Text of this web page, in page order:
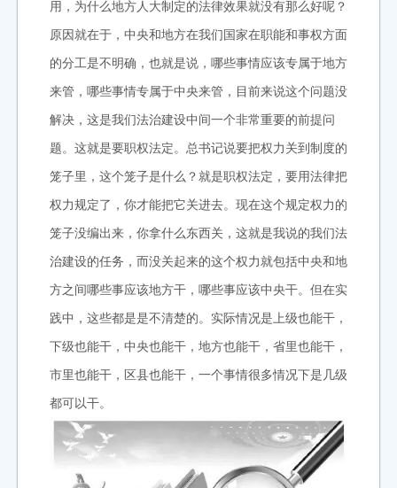
用，为什么地方人大制定的法律效果就没有那么好呢？
原因就在于，中央和地方在我们国家在职能和事权方面
的分工是不明确，也就是说，哪些事情应该专属于地方
来管，哪些事情专属于中央来管，目前来说这个问题没
解决，这是我们法治建设中间一个非常重要的前提问
题。这就是要职权法定。总书记说要把权力关到制度的
笼子里，这个笼子是什么？就是职权法定，要用法律把
权力规定了，你才能把它关进去。现在这个规定权力的
笼子没编出来，你拿什么东西关，这就是我说的我们法
治建设的任务，而没关起来的这个权力就包括中央和地
方之间哪些事应该地方干，哪些事应该中央干。但在实
践中，这些都是是不清楚的。实际情况是上级也能干，
下级也能干，中央也能干，地方也能干，省里也能干，
市里也能干，区县也能干，一个事情很多情况下是几级
都可以干。